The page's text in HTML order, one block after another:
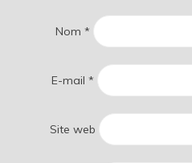
Nom *
E-mail *
Site web